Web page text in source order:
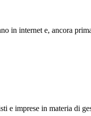
in internet e, ancora
e imprese in materia di